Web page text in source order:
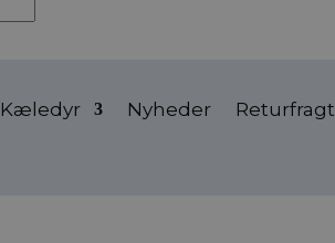
Kæledyr Nyheder Returfragt